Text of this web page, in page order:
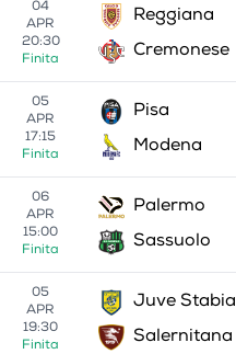
04
APR
20:30
Finita
Reggiana
Cremonese
05
APR
17:15
Finita
Pisa
Modena
06
APR
15:00
Finita
Palermo
Sassuolo
05
APR
19:30
Finita
Juve Stabia
Salernitana